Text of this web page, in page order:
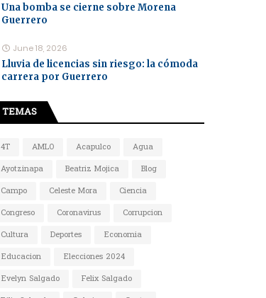
Una bomba se cierne sobre Morena
Guerrero
June 18, 2026
Lluvia de licencias sin riesgo: la cómoda
carrera por Guerrero
TEMAS
4T AMLO Acapulco
Agua
Ayotzinapa
Beatriz Mojica
Blog
Campo
Celeste Mora
Ciencia
Congreso
Coronavirus
Corrupcion
Cultura
Deportes
Economia
Educacion
Elecciones 2024
Evelyn Salgado
Felix Salgado